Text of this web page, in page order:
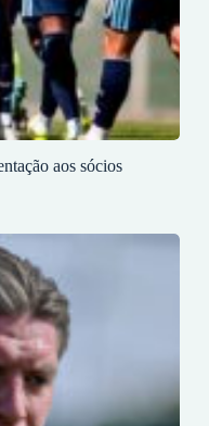
aos sócios